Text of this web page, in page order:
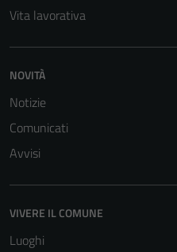
Vita lavorativa
NOVITÀ
Notizie
Comunicati
Avvisi
VIVERE IL COMUNE
Luoghi